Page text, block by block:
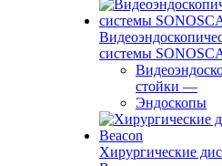
системы
стойки —
Эндоскопы
Хирургические